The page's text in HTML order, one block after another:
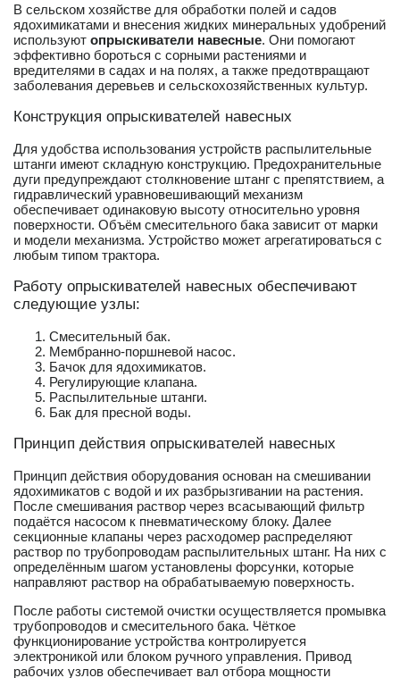
В сельском хозяйстве для обработки полей и садов
ядохимикатами и внесения жидких минеральных удобрений
используют опрыскиватели навесные. Они помогают
эффективно бороться с сорными растениями и
вредителями в садах и на полях, а также предотвращают
заболевания деревьев и сельскохозяйственных культур.
Конструкция опрыскивателей навесных
Для удобства использования устройств распылительные
штанги имеют складную конструкцию. Предохранительные
дуги предупреждают столкновение штанг с препятствием, а
гидравлический уравновешивающий механизм
обеспечивает одинаковую высоту относительно уровня
поверхности. Объём смесительного бака зависит от марки
и модели механизма. Устройство может агрегатироваться с
любым типом трактора.
Работу опрыскивателей навесных обеспечивают
следующие узлы:
Смесительный бак.
Мембранно-поршневой насос.
Бачок для ядохимикатов.
Регулирующие клапана.
Распылительные штанги.
Бак для пресной воды.
Принцип действия опрыскивателей навесных
Принцип действия оборудования основан на смешивании
ядохимикатов с водой и их разбрызгивании на растения.
После смешивания раствор через всасывающий фильтр
подаётся насосом к пневматическому блоку. Далее
секционные клапаны через расходомер распределяют
раствор по трубопроводам распылительных штанг. На них с
определённым шагом установлены форсунки, которые
направляют раствор на обрабатываемую поверхность.
После работы системой очистки осуществляется промывка
трубопроводов и смесительного бака. Чёткое
функционирование устройства контролируется
электроникой или блоком ручного управления. Привод
рабочих узлов обеспечивает вал отбора мощности